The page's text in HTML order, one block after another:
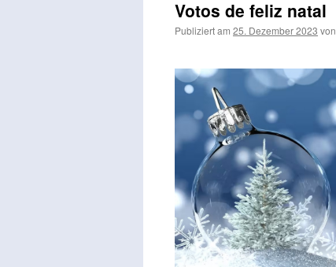
Votos de feliz natal
Publiziert am 25. Dezember 2023 von